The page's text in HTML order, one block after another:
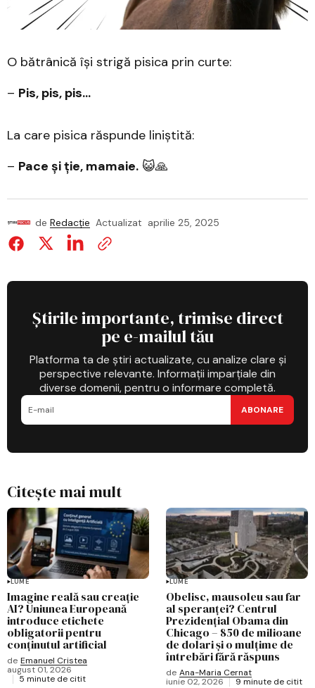
O bătrânică își strigă pisica prin curte:
– Pis, pis, pis…
La care pisica răspunde liniștită:
– Pace și ție, mamaie. 😺🙏
de Redacție Actualizat aprilie 25, 2025
Știrile importante, trimise direct
pe e-mailul tău
Platforma ta de știri actualizate, cu analize clare și
perspective relevante. Informații imparțiale din
diverse domenii, pentru o informare completă.
ABONARE
Citește mai mult
LUME
Imagine reală sau creație
AI? Uniunea Europeană
introduce etichete
obligatorii pentru
conținutul artificial
de Emanuel Cristea
august 01, 2026
5 minute de citit
LUME
Obelisc, mausoleu sau far
al speranței? Centrul
Prezidențial Obama din
Chicago – 850 de milioane
de dolari și o mulțime de
întrebări fără răspuns
de Ana-Maria Cernat
iunie 02, 2026
9 minute de citit